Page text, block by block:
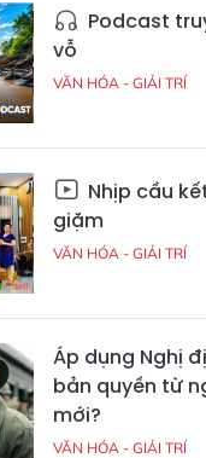
Podcast
vỗ
VĂN HÓA - GIẢI TRÍ
Nhịp cầu
giặm
VĂN HÓA - GIẢI TRÍ
Áp dụng Nghị
bản quyền từ
mới?
VĂN HÓA - GIẢI TRÍ